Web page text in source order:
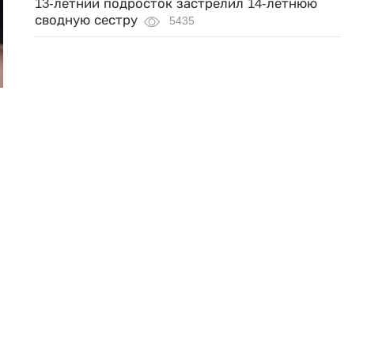
13-летний подросток застрелил 14-летнюю
сводную сестру
5435